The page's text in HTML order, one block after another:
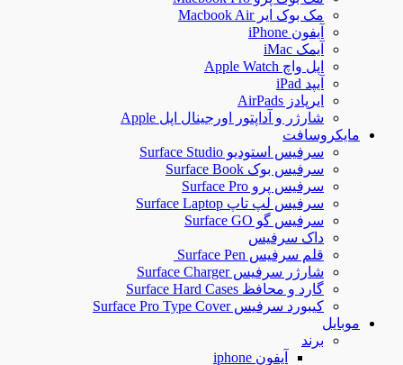
مک بوک ایر Macbook Air
آیفون iPhone
آیمک iMac
اپل واچ Apple Watch
آیپد iPad
ایرپادز AirPads
شارژر و آداپتور اورجینال اپل Apple
مایکروسافت
سرفیس استودیو Surface Studio
سرفیس بوک Surface Book
سرفیس پرو Surface Pro
سرفیس لپ تاپ Surface Laptop
سرفیس گو Surface GO
داک سرفیس
قلم سرفیس Surface Pen
شارژر سرفیس Surface Charger
گارد و محافظ Surface Hard Cases
کیبورد سرفیس Surface Pro Type Cover
موبایل
برند
آیفون iphone